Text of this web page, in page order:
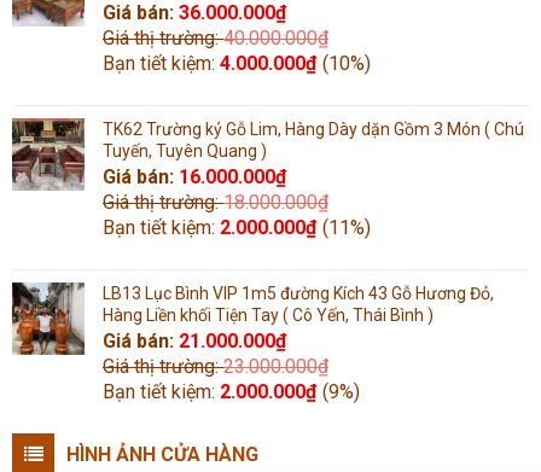
Giá bán: 36.000.000₫
Giá thị trường:40.000.000₫
Bạn tiết kiệm: 4.000.000₫ (10%)
TK62 Trường kỷ Gỗ Lim, Hàng Dày dặn Gồm 3 Món ( Chú
Tuyến, Tuyên Quang )
Giá bán: 16.000.000₫
Giá thị trường:18.000.000₫
Bạn tiết kiệm: 2.000.000₫ (11%)
LB13 Lục Bình VIP 1m5 đường Kích 43 Gỗ Hương Đỏ,
Hàng Liền khối Tiện Tay ( Cô Yến, Thái Bình )
Giá bán: 21.000.000₫
Giá thị trường:23.000.000₫
Bạn tiết kiệm: 2.000.000₫ (9%)
HÌNH ẢNH CỬA HÀNG